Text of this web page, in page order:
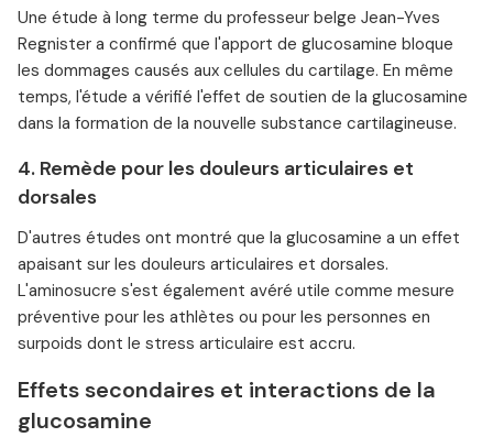
Une étude à long terme du professeur belge Jean-Yves
Regnister a confirmé que l'apport de glucosamine bloque
les dommages causés aux cellules du cartilage. En même
temps, l'étude a vérifié l'effet de soutien de la glucosamine
dans la formation de la nouvelle substance cartilagineuse.
4. Remède pour les douleurs articulaires et
dorsales
D'autres études ont montré que la glucosamine a un effet
apaisant sur les douleurs articulaires et dorsales.
L'aminosucre s'est également avéré utile comme mesure
préventive pour les athlètes ou pour les personnes en
surpoids dont le stress articulaire est accru.
Effets secondaires et interactions de la
glucosamine